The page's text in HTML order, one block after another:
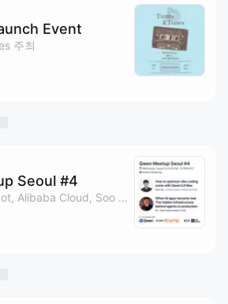
Event
주최
Seoul #4
Florian Ludot, Alibaba Cloud, Soo & Serin Heo 주최